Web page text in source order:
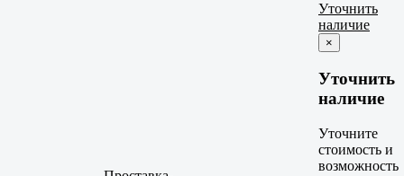
Уточнить
наличие
×
Уточнить
наличие
Уточните
стоимость и
возможность